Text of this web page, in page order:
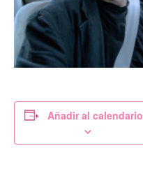
Añadir al calendario